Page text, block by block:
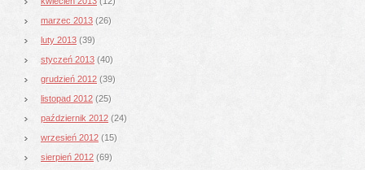
marzec 2013 (26)
luty 2013 (39)
styczeń 2013 (40)
grudzień 2012 (39)
listopad 2012 (25)
październik 2012 (24)
wrzesień 2012 (15)
sierpień 2012 (69)